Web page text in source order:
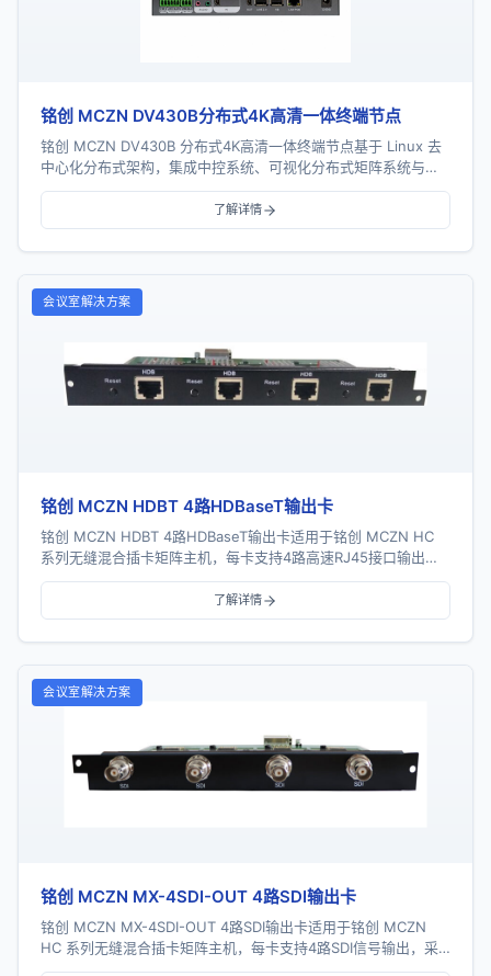
铭创 MCZN DV430B分布式4K高清一体终端节点
铭创 MCZN DV430B 分布式4K高清一体终端节点基于 Linux 去
中心化分布式架构，集成中控系统、可视化分布式矩阵系统与可
视化播控系统三大核心功能，支...
了解详情
会议室解决方案
铭创 MCZN HDBT 4路HDBaseT输出卡
铭创 MCZN HDBT 4路HDBaseT输出卡适用于铭创 MCZN HC
系列无缝混合插卡矩阵主机，每卡支持4路高速RJ45接口输出，
支持HDBaseT协议...
了解详情
会议室解决方案
铭创 MCZN MX-4SDI-OUT 4路SDI输出卡
铭创 MCZN MX-4SDI-OUT 4路SDI输出卡适用于铭创 MCZN
HC 系列无缝混合插卡矩阵主机，每卡支持4路SDI信号输出，采
用一卡四路插卡式结构...